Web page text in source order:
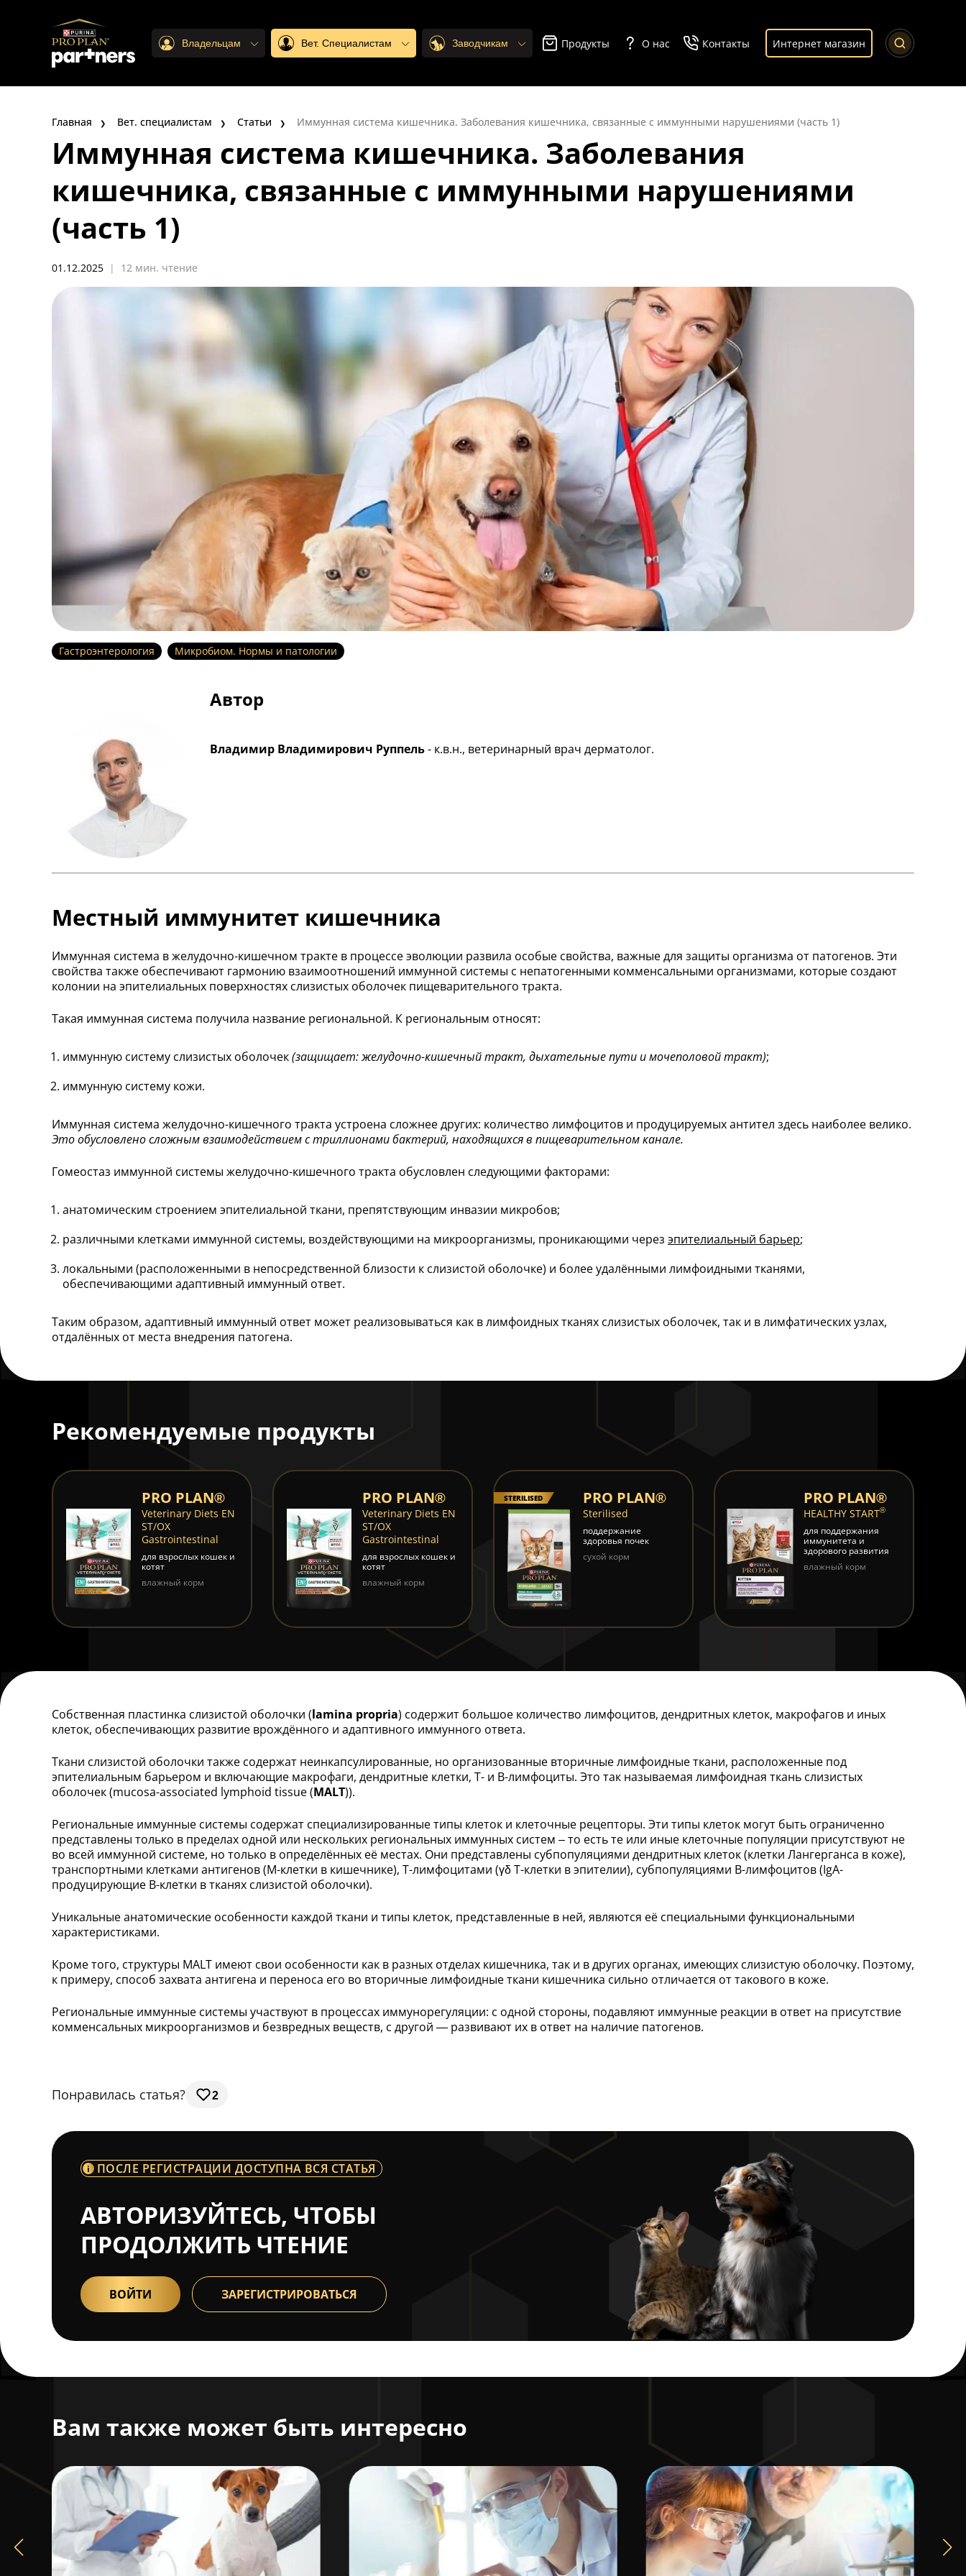
Владельцам Вет. Специалистам Заводчикам Продукты О нас Контакты Интернет магазин
Главная Вет. специалистам Статьи Иммунная система кишечника. Заболевания кишечника, связанные с иммунными нарушениями (часть 1)
Иммунная система кишечника. Заболевания
кишечника, связанные с иммунными нарушениями
(часть 1)
01.12.2025 | 12 мин. чтение
Гастроэнтерология Микробиом. Нормы и патологии
Автор
Владимир Владимирович Руппель- к.в.н., ветеринарный врач дерматолог.
Местный иммунитет кишечника
Иммунная система в желудочно-кишечном тракте в процессе эволюции развила особые свойства, важные для защиты организма от патогенов. Эти
свойства также обеспечивают гармонию взаимоотношений иммунной системы с непатогенными комменсальными организмами, которые создают
колонии на эпителиальных поверхностях слизистых оболочек пищеварительного тракта.
Такая иммунная система получила название региональной. К региональным относят:
иммунную систему слизистых оболочек(защищает: желудочно-кишечный тракт, дыхательные пути и мочеполовой тракт);
иммунную систему кожи.
Иммунная система желудочно-кишечного тракта устроена сложнее других: количество лимфоцитов и продуцируемых антител здесь наиболее велико.
Это обусловлено сложным взаимодействием с триллионами бактерий, находящихся в пищеварительном канале.
Гомеостаз иммунной системы желудочно-кишечного тракта обусловлен следующими факторами:
анатомическим строением эпителиальной ткани, препятствующим инвазии микробов;
различными клетками иммунной системы, воздействующими на микроорганизмы, проникающими через эпителиальный барьер;
локальными (расположенными в непосредственной близости к слизистой оболочке) и более удалёнными лимфоидными тканями,
обеспечивающими адаптивный иммунный ответ.
Таким образом, адаптивный иммунный ответ может реализовываться как в лимфоидных тканях слизистых оболочек, так и в лимфатических узлах,
отдалённых от места внедрения патогена.
Рекомендуемые продукты
PRO PLAN®
Veterinary Diets EN
ST/OX
Gastrointestinal
для взрослых кошек и
котят
влажный корм
PRO PLAN®
Veterinary Diets EN
ST/OX
Gastrointestinal
для взрослых кошек и
котят
влажный корм
STERILISED PRO PLAN®
Sterilised
поддержание
здоровья почек
сухой корм
PRO PLAN®
HEALTHY START®
для поддержания
иммунитета и
здорового развития
влажный корм
Собственная пластинка слизистой оболочки (lamina propria) содержит большое количество лимфоцитов, дендритных клеток, макрофагов и иных
клеток, обеспечивающих развитие врождённого и адаптивного иммунного ответа.
Ткани слизистой оболочки также содержат неинкапсулированные, но организованные вторичные лимфоидные ткани, расположенные под
эпителиальным барьером и включающие макрофаги, дендритные клетки, Т- и В-лимфоциты. Это так называемая лимфоидная ткань слизистых
оболочек (mucosa-associated lymphoid tissue (MALT)).
Региональные иммунные системы содержат специализированные типы клеток и клеточные рецепторы. Эти типы клеток могут быть ограниченно
представлены только в пределах одной или нескольких региональных иммунных систем – то есть те или иные клеточные популяции присутствуют не
во всей иммунной системе, но только в определённых её местах. Они представлены субпопуляциями дендритных клеток (клетки Лангерганса в коже),
транспортными клетками антигенов (M-клетки в кишечнике), Т-лимфоцитами (γδ Т-клетки в эпителии), субпопуляциями В-лимфоцитов (IgA-
продуцирующие В-клетки в тканях слизистой оболочки).
Уникальные анатомические особенности каждой ткани и типы клеток, представленные в ней, являются её специальными функциональными
характеристиками.
Кроме того, структуры MALT имеют свои особенности как в разных отделах кишечника, так и в других органах, имеющих слизистую оболочку. Поэтому,
к примеру, способ захвата антигена и переноса его во вторичные лимфоидные ткани кишечника сильно отличается от такового в коже.
Региональные иммунные системы участвуют в процессах иммунорегуляции: с одной стороны, подавляют иммунные реакции в ответ на присутствие
комменсальных микроорганизмов и безвредных веществ, с другой — развивают их в ответ на наличие патогенов.
Понравилась статья? 2
ПОСЛЕ РЕГИСТРАЦИИ ДОСТУПНА ВСЯ СТАТЬЯ
АВТОРИЗУЙТЕСЬ, ЧТОБЫ
ПРОДОЛЖИТЬ ЧТЕНИЕ
ВОЙТИ ЗАРЕГИСТРИРОВАТЬСЯ
Вам также может быть интересно